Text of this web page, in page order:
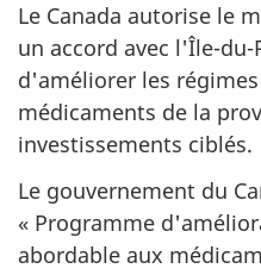
Le Canada autorise le
un accord avec l'Île-
d'améliorer les
médicaments de la
investissements ciblés.
Le gouvernement du
« Programme
abordable aux